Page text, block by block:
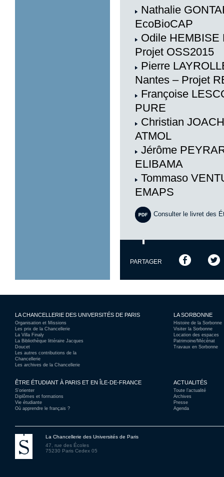
Nathalie
EcoBioCAP
Odile HEMBISE
Projet OSS2015
Pierre
Nantes – Projet
Françoise
PURE
Christian
ATMOL
Jérôme
ELIBAMA
Tommaso
EMAPS
Consulter le livret des
PARTAGER
LA CHANCELLERIE DES UNIVERSITÉS DE PARIS
Organisation et Missions
Les prix de la Chancellerie
La Villa Finaly
La Bibliothèque littéraire Jacques
Doucet
Les autres contributions de la
Chancellerie
Les archives de la Chancellerie
LA SORBONNE
Histoire de la Sorbonne
Visiter la Sorbonne
Location des espaces
Patrimoine/Mécénat
Travaux en Sorbonne
ÊTRE ÉTUDIANT À PARIS ET EN ÎLE-DE-FRANCE
S’orienter
Diplômes et formations
Vie étudiante
Où apprendre le français ?
ACTUALITÉS
Toute l’actualité
Archives
Presse
Agenda
La Chancellerie des Universités de Paris
47, rue des Écoles
75230 Paris Cedex 05